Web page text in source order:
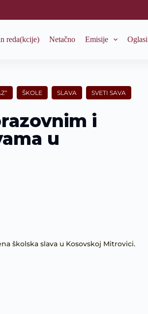
reda(kcije) Netačno Emisije Oglasi
ŠKOLE SLAVA SVETI SAVA
i
u
školska slava u Kosovskoj Mitrovici.